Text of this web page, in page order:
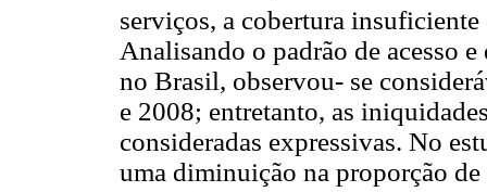
serviços, a cobertura
Analisando o padrão de acesso
no Brasil, observou- se
e 2008; entretanto, as
consideradas expressivas. No
uma diminuição na proporção de